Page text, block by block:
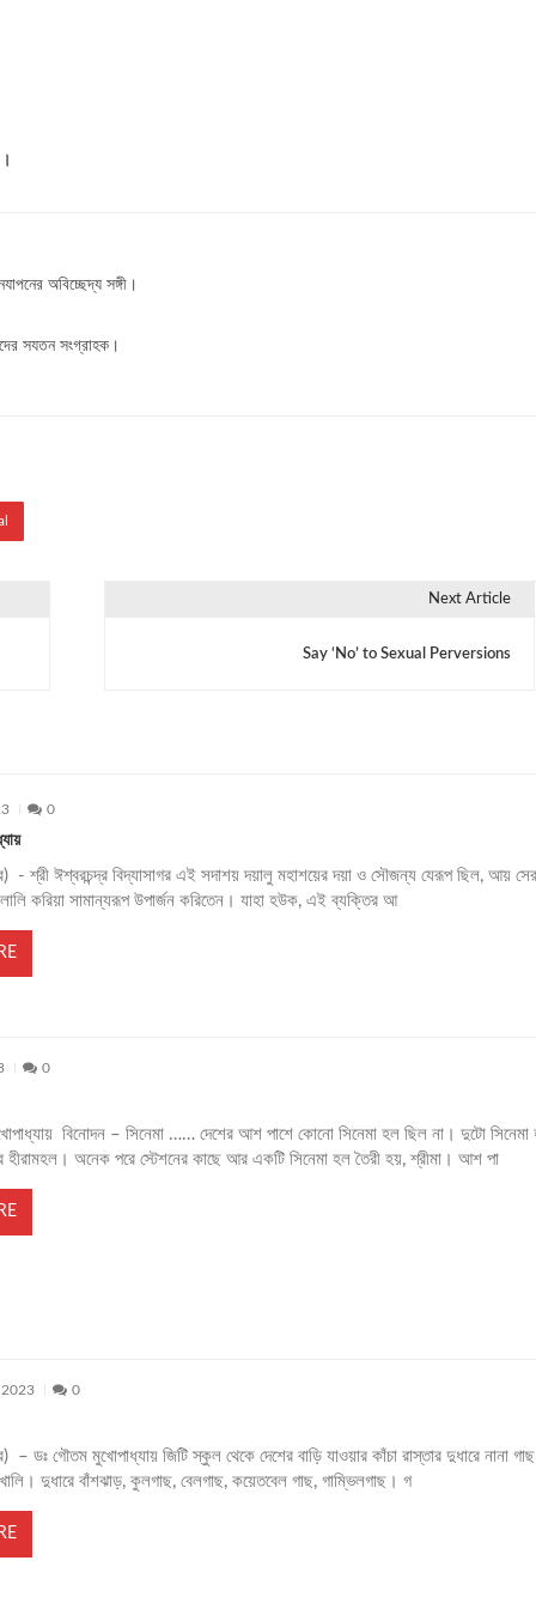
অবিচ্ছেদ্য সঙ্গী।
সযতন সংগ্রাহক।
Next Article
Say ‘No’ to Sexual Perversions
0
- শ্রী ঈশ্বরচন্দ্র বিদ্যাসাগর এই সদাশয় দয়ালু মহাশয়ের দয়া ও সৌজন্য যেরূপ ছিল, আয়
করিয়া সামান্যরূপ উপার্জন করিতেন। যাহা হউক, এই ব্যক্তির আ
0
বিনোদন – সিনেমা …… দেশের আশ পাশে কোনো সিনেমা হল ছিল না। দুটো সিনেমা
অনেক পরে স্টেশনের কাছে আর একটি সিনেমা হল তৈরী হয়, শ্রীমা। আশ পা
2023 0
– ডঃ গৌতম মুখোপাধ্যায় জিটি স্কুল থেকে দেশের বাড়ি যাওয়ার কাঁচা রাস্তার দুধারে নানা গাছ
দুধারে বাঁশঝাড়, কুলগাছ, বেলগাছ, কয়েতবেল গাছ, গাম্ভিলগাছ। গ